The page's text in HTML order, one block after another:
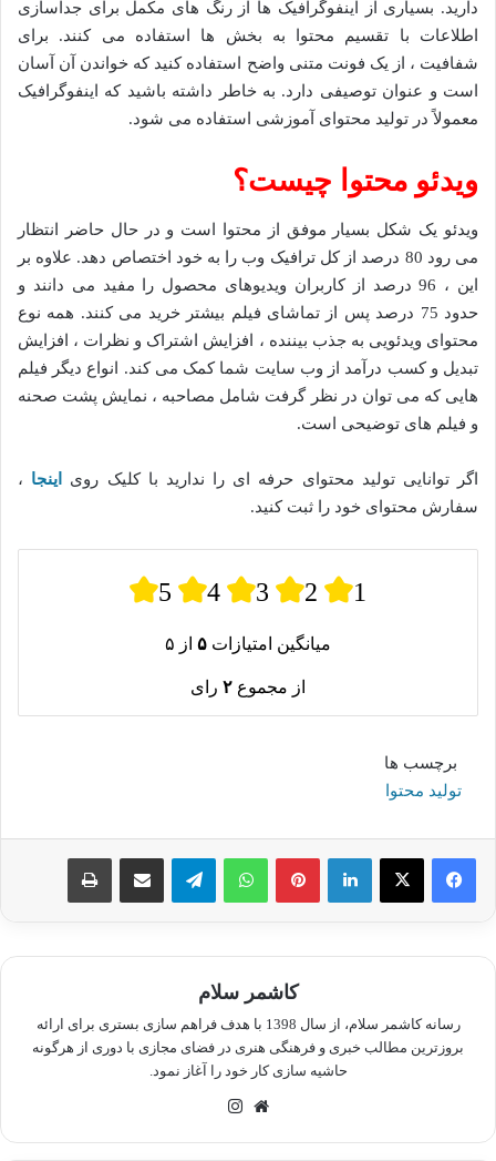
دارید. بسیاری از اینفوگرافیک ها از رنگ های مکمل برای جداسازی
اطلاعات با تقسیم محتوا به بخش ها استفاده می کنند. برای
شفافیت ، از یک فونت متنی واضح استفاده کنید که خواندن آن آسان
است و عنوان توصیفی دارد. به خاطر داشته باشید که اینفوگرافیک
معمولاً در تولید محتوای آموزشی استفاده می شود.
ویدئو محتوا چیست؟
ویدئو یک شکل بسیار موفق از محتوا است و در حال حاضر انتظار
می رود 80 درصد از کل ترافیک وب را به خود اختصاص دهد. علاوه بر
این ، 96 درصد از کاربران ویدیوهای محصول را مفید می دانند و
حدود 75 درصد پس از تماشای فیلم بیشتر خرید می کنند. همه نوع
محتوای ویدئویی به جذب بیننده ، افزایش اشتراک و نظرات ، افزایش
تبدیل و کسب درآمد از وب سایت شما کمک می کند. انواع دیگر فیلم
هایی که می توان در نظر گرفت شامل مصاحبه ، نمایش پشت صحنه
و فیلم های توضیحی است.
اگر توانایی تولید محتوای حرفه ای را ندارید با کلیک روی اینجا ،
سفارش محتوای خود را ثبت کنید.
5 4 3 2 1
میانگین امتیازات ۵ از ۵
از مجموع ۲ رای
برچسب ها
تولید محتوا
لینکدین پینترستواتس آپ تلگرام اشتراک گذاری از طریق ایمیل چاپ
کاشمر سلام
رسانه کاشمر سلام، از سال 1398 با هدف فراهم سازی بستری برای ارائه
بروزترین مطالب خبری و فرهنگی هنری در فضای مجازی با دوری از هرگونه
حاشیه سازی کار خود را آغاز نمود.
وبسایت